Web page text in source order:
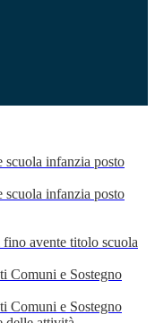
scuola infanzia posto
scuola infanzia posto
avente titolo scuola
Comuni e Sostegno
Comuni e Sostegno